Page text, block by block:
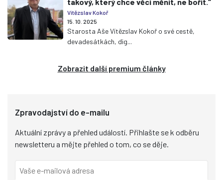
Vítězslav Kokoř
15. 10. 2025
Starosta Aše Vítězslav Kokoř o své cestě,
devadesátkách, dig...
Zobrazit další premium články
Zpravodajství do e-mailu
Aktuální zprávy a přehled událostí. Přihlašte se k odběru
newsletteru a mějte přehled o tom, co se děje.